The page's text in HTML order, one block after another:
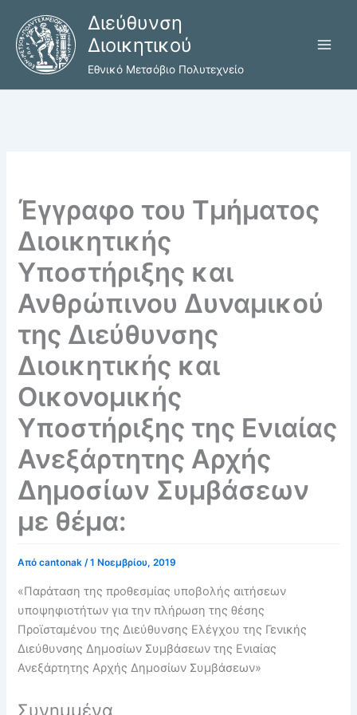
περιεχόμενο
Διεύθυνση
Διοικητικού
Εθνικό Μετσόβιο Πολυτεχνείο
Έγγραφο του Τμήματος
Διοικητικής
Υποστήριξης και
Ανθρώπινου Δυναμικού
της Διεύθυνσης
Διοικητικής και
Οικονομικής
Υποστήριξης της Ενιαίας
Ανεξάρτητης Αρχής
Δημοσίων Συμβάσεων
με θέμα:
Απόcantonak/1 Νοεμβρίου, 2019
«Παράταση της προθεσμίας υποβολής αιτήσεων
υποψηφιοτήτων για την πλήρωση της θέσης
Προϊσταμένου της Διεύθυνσης Ελέγχου της Γενικής
Διεύθυνσης Δημοσίων Συμβάσεων της Ενιαίας
Ανεξάρτητης Αρχής Δημοσίων Συμβάσεων»
Συνημμένα